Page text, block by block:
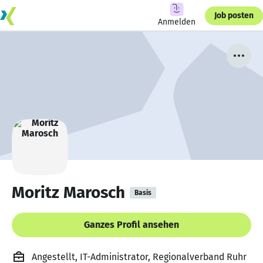
Anmelden
Job posten
Moritz Marosch Basis
Ganzes Profil ansehen
Angestellt, IT-Administrator, Regionalverband Ruhr